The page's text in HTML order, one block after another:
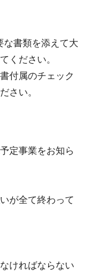
な書類を添えて大
ください。
付属のチェック
さい。
定事業をお知ら
が全て終わって
ければならない